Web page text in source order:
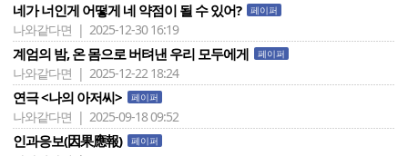
네가 너인게 어떻게 네 약점이 될 수 있어? 페이퍼
나와같다면 | 2025-12-30 16:19
계엄의 밤, 온 몸으로 버텨낸 우리 모두에게 페이퍼
나와같다면 | 2025-12-22 18:24
연극 <나의 아저씨> 페이퍼
나와같다면 | 2025-09-18 09:52
인과응보(因果應報) 페이퍼